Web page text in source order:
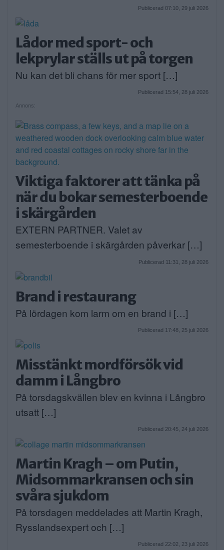
Publicerad 07:10, 29 juli 2026
Lådor med sport- och
lekprylar ställs ut på torgen
Nu kan det bli chans för mer sport […]
Publicerad 15:54, 28 juli 2026
Annons:
Viktiga faktorer att tänka på
när du bokar semesterboende
i skärgården
EXTERN PARTNER. Valet av
semesterboende i skärgården påverkar […]
Publicerad 11:31, 28 juli 2026
Brand i restaurang
På lördagen kom larm om en brand i […]
Publicerad 17:48, 25 juli 2026
Misstänkt mordförsök vid
damm i Långbro
På torsdagskvällen blev en kvinna i Långbro
utsatt […]
Publicerad 20:45, 24 juli 2026
Martin Kragh – om Putin,
Midsommarkransen och sin
svåra sjukdom
På torsdagen meddelades att Martin Kragh,
Rysslandsexpert och […]
Publicerad 22:02, 23 juli 2026